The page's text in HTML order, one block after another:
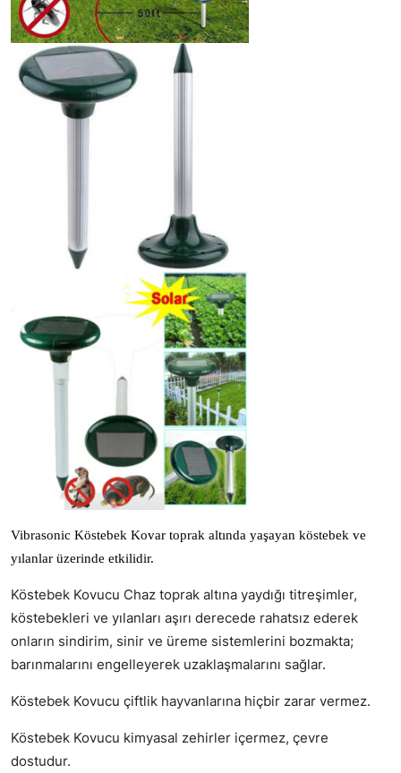
Vibrasonic Köstebek Kovar toprak altında yaşayan köstebek ve
yılanlar üzerinde etkilidir.
Köstebek Kovucu Chaz toprak altına yaydığı titreşimler,
köstebekleri ve yılanları aşırı derecede rahatsız ederek
onların sindirim, sinir ve üreme sistemlerini bozmakta;
barınmalarını engelleyerek uzaklaşmalarını sağlar.
Köstebek Kovucu çiftlik hayvanlarına hiçbir zarar vermez.
Köstebek Kovucu kimyasal zehirler içermez, çevre
dostudur.